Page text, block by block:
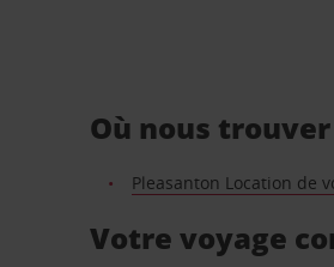
Où nous trouver
Pleasanton Location de
Votre voyage